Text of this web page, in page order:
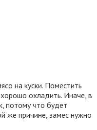
на куски. Поместить
охладить. Иначе, в
потому что будет
же причине, замес нужно